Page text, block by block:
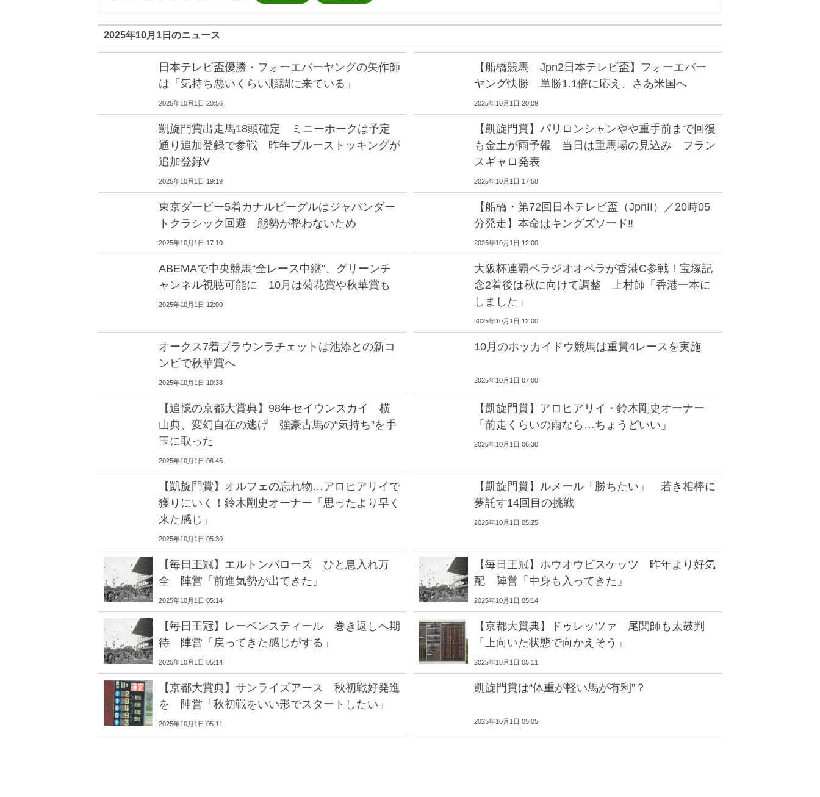
2025年10月1日のニュース
日本テレビ盃優勝・フォーエバーヤングの矢作師
は「気持ち悪いくらい順調に来ている」
2025年10月1日 20:56
【船橋競馬 Jpn2日本テレビ盃】フォーエバー
ヤング快勝 単勝1.1倍に応え、さあ米国へ
2025年10月1日 20:09
凱旋門賞出走馬18頭確定 ミニーホークは予定
通り追加登録で参戦 昨年ブルーストッキングが
追加登録V
2025年10月1日 19:19
【凱旋門賞】パリロンシャンやや重手前まで回復
も金土が雨予報 当日は重馬場の見込み フラン
スギャロ発表
2025年10月1日 17:58
東京ダービー5着カナルビーグルはジャパンダー
トクラシック回避 態勢が整わないため
2025年10月1日 17:10
【船橋・第72回日本テレビ盃（JpnII）／20時05
分発走】本命はキングズソード‼
2025年10月1日 12:00
ABEMAで中央競馬“全レース中継"、グリーンチ
ャンネル視聴可能に 10月は菊花賞や秋華賞も
2025年10月1日 12:00
大阪杯連覇ベラジオオペラが香港C参戦！宝塚記
念2着後は秋に向けて調整 上村師「香港一本に
しました」
2025年10月1日 12:00
オークス7着ブラウンラチェットは池添との新コ
ンビで秋華賞へ
2025年10月1日 10:38
10月のホッカイドウ競馬は重賞4レースを実施
2025年10月1日 07:00
【追憶の京都大賞典】98年セイウンスカイ 横
山典、変幻自在の逃げ 強豪古馬の“気持ち”を手
玉に取った
2025年10月1日 06:45
【凱旋門賞】アロヒアリイ・鈴木剛史オーナー
「前走くらいの雨なら…ちょうどいい」
2025年10月1日 06:30
【凱旋門賞】オルフェの忘れ物…アロヒアリイで
獲りにいく！鈴木剛史オーナー「思ったより早く
来た感じ」
2025年10月1日 05:30
【凱旋門賞】ルメール「勝ちたい」 若き相棒に
夢託す14回目の挑戦
2025年10月1日 05:25
【毎日王冠】エルトンバローズ ひと息入れ万
全 陣営「前進気勢が出てきた」
2025年10月1日 05:14
【毎日王冠】ホウオウビスケッツ 昨年より好気
配 陣営「中身も入ってきた」
2025年10月1日 05:14
【毎日王冠】レーベンスティール 巻き返しへ期
待 陣営「戻ってきた感じがする」
2025年10月1日 05:14
【京都大賞典】ドゥレッツァ 尾関師も太鼓判
「上向いた状態で向かえそう」
2025年10月1日 05:11
【京都大賞典】サンライズアース 秋初戦好発進
を 陣営「秋初戦をいい形でスタートしたい」
2025年10月1日 05:11
凱旋門賞は“体重が軽い馬が有利”？
2025年10月1日 05:05